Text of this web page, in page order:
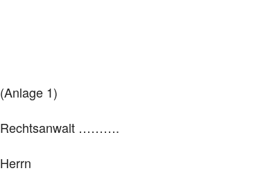
(Anlage 1)
Rechtsanwalt ……….
Herrn